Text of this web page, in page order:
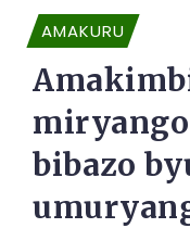
AMAKURU
bibazo